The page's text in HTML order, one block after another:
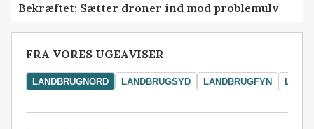
Bekræftet: Sætter droner ind mod problemulv
FRA VORES UGEAVISER
LANDBRUGNORD LANDBRUGSYD LANDBRUGFYN